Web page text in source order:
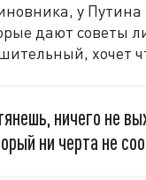
у
дают советы
хочет
ничего не
ни черта не